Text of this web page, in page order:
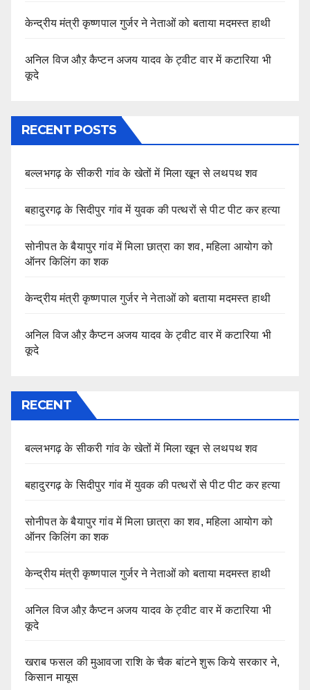
केन्द्रीय मंत्री कृष्णपाल गुर्जर ने नेताओं को बताया मदमस्त हाथी
अनिल विज औऱ कैप्टन अजय यादव के ट्वीट वार में कटारिया भी
कूदे
RECENT POSTS
बल्लभगढ़ के सीकरी गांव के खेतों में मिला खून से लथपथ शव
बहादुरगढ़ के सिदीपुर गांव में युवक की पत्थरों से पीट पीट कर हत्या
सोनीपत के बैयापुर गांव में मिला छात्रा का शव, महिला आयोग को
ऑनर किलिंग का शक
केन्द्रीय मंत्री कृष्णपाल गुर्जर ने नेताओं को बताया मदमस्त हाथी
अनिल विज औऱ कैप्टन अजय यादव के ट्वीट वार में कटारिया भी
कूदे
RECENT
बल्लभगढ़ के सीकरी गांव के खेतों में मिला खून से लथपथ शव
बहादुरगढ़ के सिदीपुर गांव में युवक की पत्थरों से पीट पीट कर हत्या
सोनीपत के बैयापुर गांव में मिला छात्रा का शव, महिला आयोग को
ऑनर किलिंग का शक
केन्द्रीय मंत्री कृष्णपाल गुर्जर ने नेताओं को बताया मदमस्त हाथी
अनिल विज औऱ कैप्टन अजय यादव के ट्वीट वार में कटारिया भी
कूदे
खराब फसल की मुआवजा राशि के चैक बांटने शुरू किये सरकार ने,
किसान मायूस